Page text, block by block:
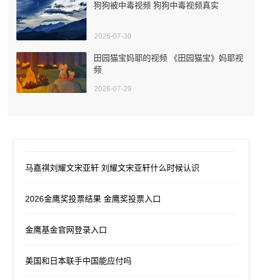
狗狗被中毒视频 狗狗中毒视频真实
2026-07-30
田园猫宝妈耶的视频 《田园猫宝》妈耶视
频
2026-07-29
马嘉祺刘耀文宋亚轩 刘耀文宋亚轩什么时候认识
2026金鹰奖投票结果 金鹰奖投票入口
金鹰基金官网登录入口
美国和日本联手中国能应付吗